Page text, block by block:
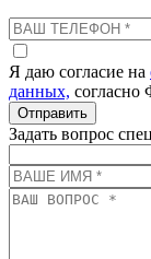
Я даю согласие на
данных,
Отправить
Задать вопрос